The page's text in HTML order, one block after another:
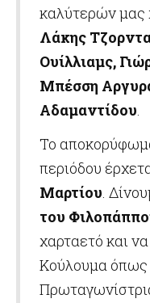
καλύτερών μας
Λάκης
Ουίλλιαμς,
Μπέσση
Αδαμαντίδου.
Το
περιόδου
Μαρτίου.
του
χαρταετό και
Κούλουμα όπως